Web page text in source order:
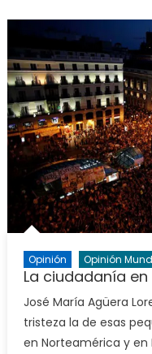
Opinión Opinión
La ciudadanía
José María Agüera
tristeza la de esas
en Norteamérica y en